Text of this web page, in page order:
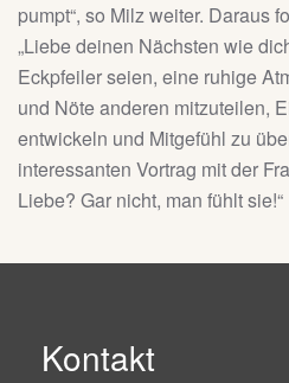
pumpt“, so Milz weiter. Daraus
„Liebe deinen Nächsten wie
Eckpfeiler seien, eine ruhige
und Nöte anderen mitzuteilen,
entwickeln und Mitgefühl zu
interessanten Vortrag mit der
Liebe? Gar nicht, man fühlt sie!“
Kontakt